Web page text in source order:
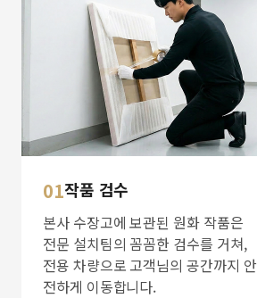
01작품 검수
본사 수장고에 보관된 원화 작품은
전문 설치팀의 꼼꼼한 검수를 거쳐,
전용 차량으로 고객님의 공간까지 안
전하게 이동합니다.